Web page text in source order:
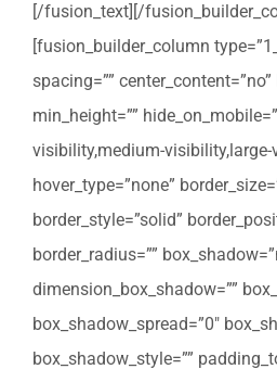
[/fusion_text][/
[fusion_builder_column
spacing=”” center_content=”no”
min_height=””
visibility,medium-visibility,large-
hover_type=”none”
border_style=”solid”
border_radius=””
dimension_box_shadow=””
box_shadow_spread=”0″
box_shadow_style=””